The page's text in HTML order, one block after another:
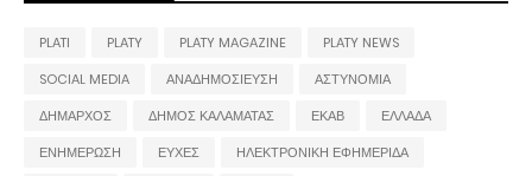
PLATI PLATY PLATY MAGAZINE
PLATY NEWS
SOCIAL MEDIA
ΑΝΑΔΗΜΟΣΙΕΥΣΗ
ΑΣΤΥΝΟΜΙΑ
ΔΗΜΑΡΧΟΣ
ΔΗΜΟΣ ΚΑΛΑΜΑΤΑΣ ΕΚΑΒ
ΕΛΛΑΔΑ
ΕΝΗΜΕΡΩΣΗ
ΕΥΧΕΣ
ΗΛΕΚΤΡΟΝΙΚΗ ΕΦΗΜΕΡΙΔΑ